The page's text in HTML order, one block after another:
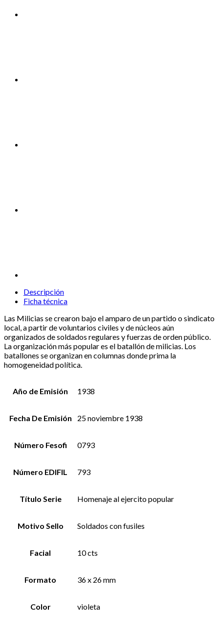
Descripción
Ficha técnica
Las Milicias se crearon bajo el amparo de un partido o sindicato
local, a partir de voluntarios civiles y de núcleos aún
organizados de soldados regulares y fuerzas de orden público.
La organización más popular es el batallón de milicias. Los
batallones se organizan en columnas donde prima la
homogeneidad política.
Año de Emisión 1938
Fecha De Emisión 25 noviembre 1938
Número Fesofi 0793
Número EDIFIL 793
Título Serie Homenaje al ejercito popular
Motivo Sello Soldados con fusiles
Facial 10 cts
Formato 36 x 26 mm
Color violeta